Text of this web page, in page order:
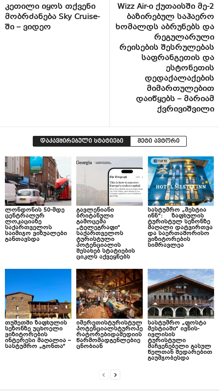
კეთილი იყოს თქვენი
მობრძანება Sky Cruise-
ში – ვიდეო
Wizz Air-ი ქუთაისში მე-2
ბაზირებულ საჰაერო
ხომალდს აბრუნებს და
რეგულარული
რეისების შესრულებას
საფრანგეთის და
ესტონეთის
დედაქალაქების
მიმართულებით
დაიწყებს – მარიამ
ქვრივიშვილი
დაკავშირებული სტატიები მეტი ავტორი
ლონდონის 50-მდე
ცენტრალურ
ლოკაციაზე
საქართველოს
საიმიჯო ვიზუალები
განთავსდა
გავლენიანი
ბრიტანული
გამოცემა
„ტელეგრაფი“
საქართველოს
ტურისტული
პოტენციალის
შესახებ სტატიების
ციკლს აქვეყნებს
სასტუმრო „მესტია
ინნ“: ზაფხულის
ტურისტულ სეზონზე
მაღალი დატვირთვა
და საერთაშორისო
ვიზიტორების
სიმრავლეა
თუშეთში ზაფხულის
სეზონზე უცხოელი
ვიზიტორების
ინტერესი მაღალია –
სასტუმრო „გონთა“
იმერეთისტურისტულ
პოტენციალსტუროპე
რატორებიდამედიის
წარმომადგენლებიე
ცნობიან
სასტუმრო „ფოსტა
მესტიაში“ ივნის-
ივლისის
ტურისტული
მაჩვენებელი გასულ
წელთან შედარებით
გაუმჯობესდა